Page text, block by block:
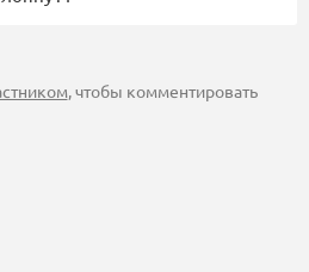
, чтобы комментировать